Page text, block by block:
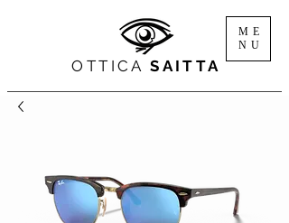
OTTICASAITTA
ME
NU